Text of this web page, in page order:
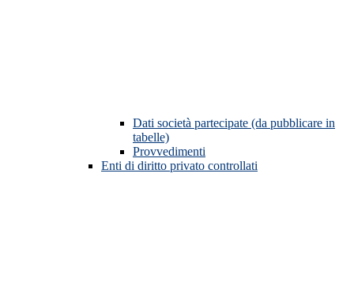
Dati società partecipate (da pubblicare in
tabelle)
Provvedimenti
Enti di diritto privato controllati